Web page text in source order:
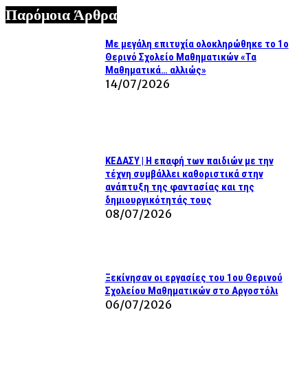
Παρόμοια Άρθρα
Με μεγάλη επιτυχία ολοκληρώθηκε το 1ο
Θερινό Σχολείο Μαθηματικών «Τα
Μαθηματικά… αλλιώς»
14/07/2026
ΚΕΔΑΣΥ | Η επαφή των παιδιών με την
τέχνη συμβάλλει καθοριστικά στην
ανάπτυξη της φαντασίας και της
δημιουργικότητάς τους
08/07/2026
Ξεκίνησαν οι εργασίες του 1ου Θερινού
Σχολείου Μαθηματικών στο Αργοστόλι
06/07/2026